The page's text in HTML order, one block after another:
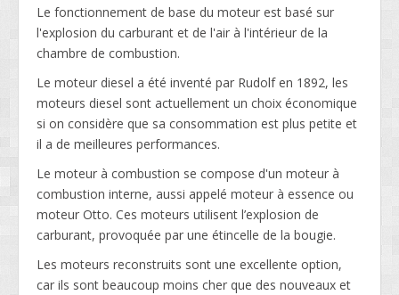
Le fonctionnement de base du moteur est basé sur
l'explosion du carburant et de l'air à l'intérieur de la
chambre de combustion.
Le moteur diesel a été inventé par Rudolf en 1892, les
moteurs diesel sont actuellement un choix économique
si on considère que sa consommation est plus petite et
il a de meilleures performances.
Le moteur à combustion se compose d'un moteur à
combustion interne, aussi appelé moteur à essence ou
moteur Otto. Ces moteurs utilisent l’explosion de
carburant, provoquée par une étincelle de la bougie.
Les moteurs reconstruits sont une excellente option,
car ils sont beaucoup moins cher que des nouveaux et